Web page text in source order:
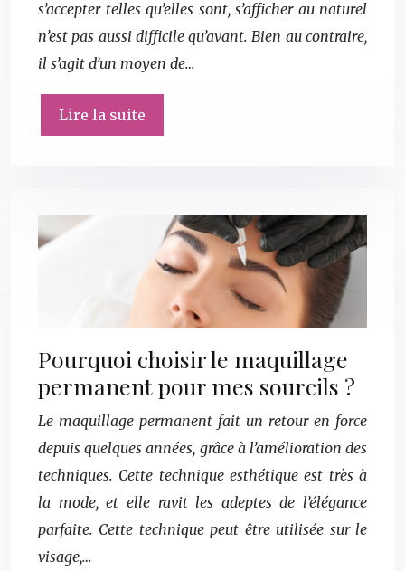
s’accepter telles qu’elles sont, s’afficher au naturel
n’est pas aussi difficile qu’avant. Bien au contraire,
il s’agit d’un moyen de…
Lire la suite
Pourquoi choisir le maquillage
permanent pour mes sourcils ?
Le maquillage permanent fait un retour en force
depuis quelques années, grâce à l’amélioration des
techniques. Cette technique esthétique est très à
la mode, et elle ravit les adeptes de l’élégance
parfaite. Cette technique peut être utilisée sur le
visage,…